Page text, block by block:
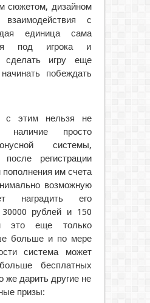
сюжетом, дизайном
с
единица сама
под игрока и
сделать игру еще
побеждать
с этим нельзя не
наличие просто
системы,
регистрации
пополнения им счета
возможную
наградить его
рублей и 150
это еще только
больше и по мере
система может
бесплатных
же дарить другие не
призы: